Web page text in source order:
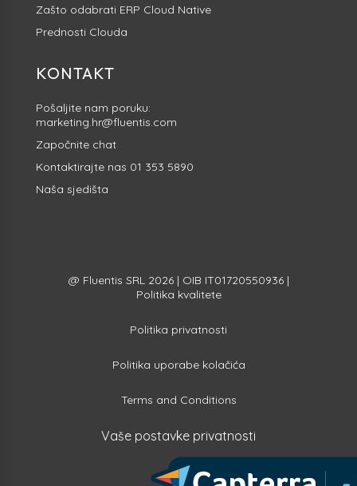
Zašto odabrati ERP Cloud Native
Prednosti Clouda
KONTAKT
Pošaljite nam poruku:
marketing.hr@fluentis.com
Započnite chat
Kontaktirajte nas 01 353 5890
Naša sjedišta
@ Fluentis SRL 2026 | OIB IT01720550936 |
Politika kvalitete
Politika privatnosti
Politika uporabe kolačića
Terms and Conditions
Vaše postavke privatnosti